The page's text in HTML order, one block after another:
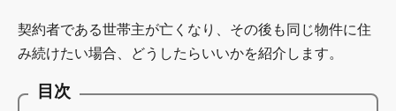
契約者である世帯主が亡くなり、その後も同じ物件に住
み続けたい場合、どうしたらいいかを紹介します。
目次